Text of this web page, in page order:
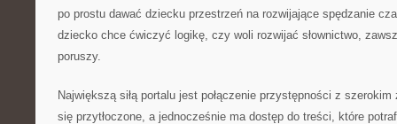
po prostu dawać dziecku przestrzeń na rozwijające spędzanie
dziecko chce ćwiczyć logikę, czy woli rozwijać słownictwo,
poruszy.
Największą siłą portalu jest połączenie przystępności z
się przytłoczone, a jednocześnie ma dostęp do treści, które